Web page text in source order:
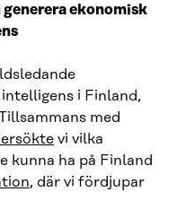
ekonomisk
i Finland,
med
vi vilka
kunna ha på Finland
, där vi fördjupar